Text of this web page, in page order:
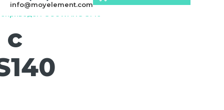
info@moyelement.com